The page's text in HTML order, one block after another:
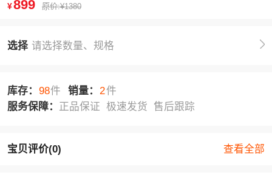
¥899 原价:¥1380
选择 请选择数量、规格
库存： 98件 销量： 2件
服务保障：
正品保证 极速发货 售后跟踪
宝贝评价(0) 查看全部